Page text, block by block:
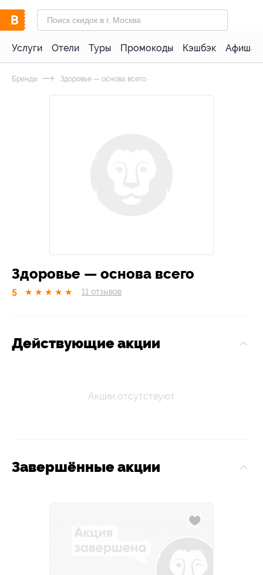
Услуги Отели Туры Промокоды Кэшбэк Афиша
Бренды Здоровье — основа всего
Здоровье — основа всего
5 ★ ★ ★ ★ ★ 11 отзывов
Действующие акции
Акции отсутствуют
Завершённые акции